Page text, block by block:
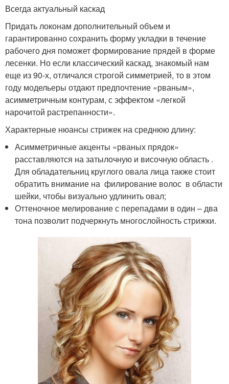
Всегда актуальный каскад
Придать локонам дополнительный объем и
гарантированно сохранить форму укладки в течение
рабочего дня поможет формирование прядей в форме
лесенки. Но если классический каскад, знакомый нам
еще из 90-х, отличался строгой симметрией, то в этом
году модельеры отдают предпочтение «рваным»,
асимметричным контурам, с эффектом «легкой
нарочитой растрепанности».
Характерные нюансы стрижек на среднюю длину:
Асимметричные акценты «рваных прядок»
расставляются на затылочную и височную область .
Для обладательниц круглого овала лица также стоит
обратить внимание на филирование волос в области
шейки, чтобы визуально удлинить овал;
Оттеночное мелирование с перепадами в один – два
тона позволит подчеркнуть многослойность стрижки.